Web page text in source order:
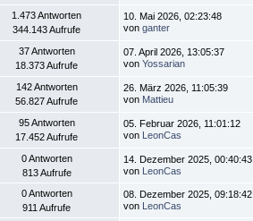
1.473 Antworten
344.143 Aufrufe
10. Mai 2026, 02:23:48
vonganter
37 Antworten
18.373 Aufrufe
07. April 2026, 13:05:37
vonYossarian
142 Antworten
56.827 Aufrufe
26. März 2026, 11:05:39
von Mattieu
95 Antworten
17.452 Aufrufe
05. Februar 2026, 11:01:12
von LeonCas
0 Antworten
813 Aufrufe
14. Dezember 2025, 00:40:43
von LeonCas
0 Antworten
911 Aufrufe
08. Dezember 2025, 09:18:42
von LeonCas